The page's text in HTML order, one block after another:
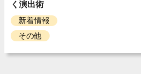
く演出術
新着情報
その他